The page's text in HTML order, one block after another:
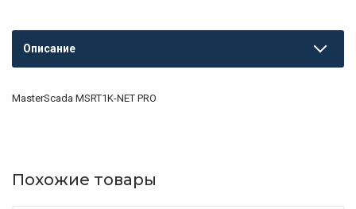
Описание
MasterScada MSRT1K-NET PRO
Похожие товары